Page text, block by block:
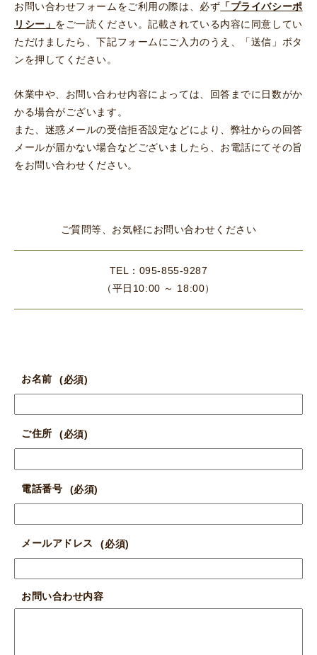
お問い合わせフォームをご利用の際は、必ず 「プライバシーポ
リシー」 をご一読ください。記載されている内容に同意してい
ただけましたら、下記フォームにご入力のうえ、「送信」ボタ
ンを押してください。
休業中や、お問い合わせ内容によっては、回答までに日数がか
かる場合がございます。
また、迷惑メールの受信拒否設定などにより、弊社からの回答
メールが届かない場合などございましたら、お電話にてその旨
をお問い合わせください。
ご質問等、お気軽にお問い合わせください
TEL：095-855-9287
（平日10:00 ～ 18:00）
お名前
ご住所
電話番号
メールアドレス
お問い合わせ内容